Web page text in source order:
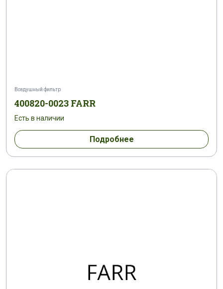
Воздушный фильтр
400820-0023 FARR
Есть в наличии
Подробнее